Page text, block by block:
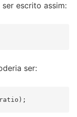
escrito assim:
ser: